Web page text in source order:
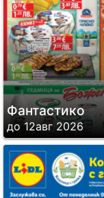
Фантастико
до 12авг 2026